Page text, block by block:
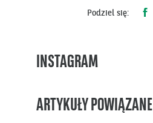
Podziel się:
INSTAGRAM
ARTYKUŁY POWIĄZANE